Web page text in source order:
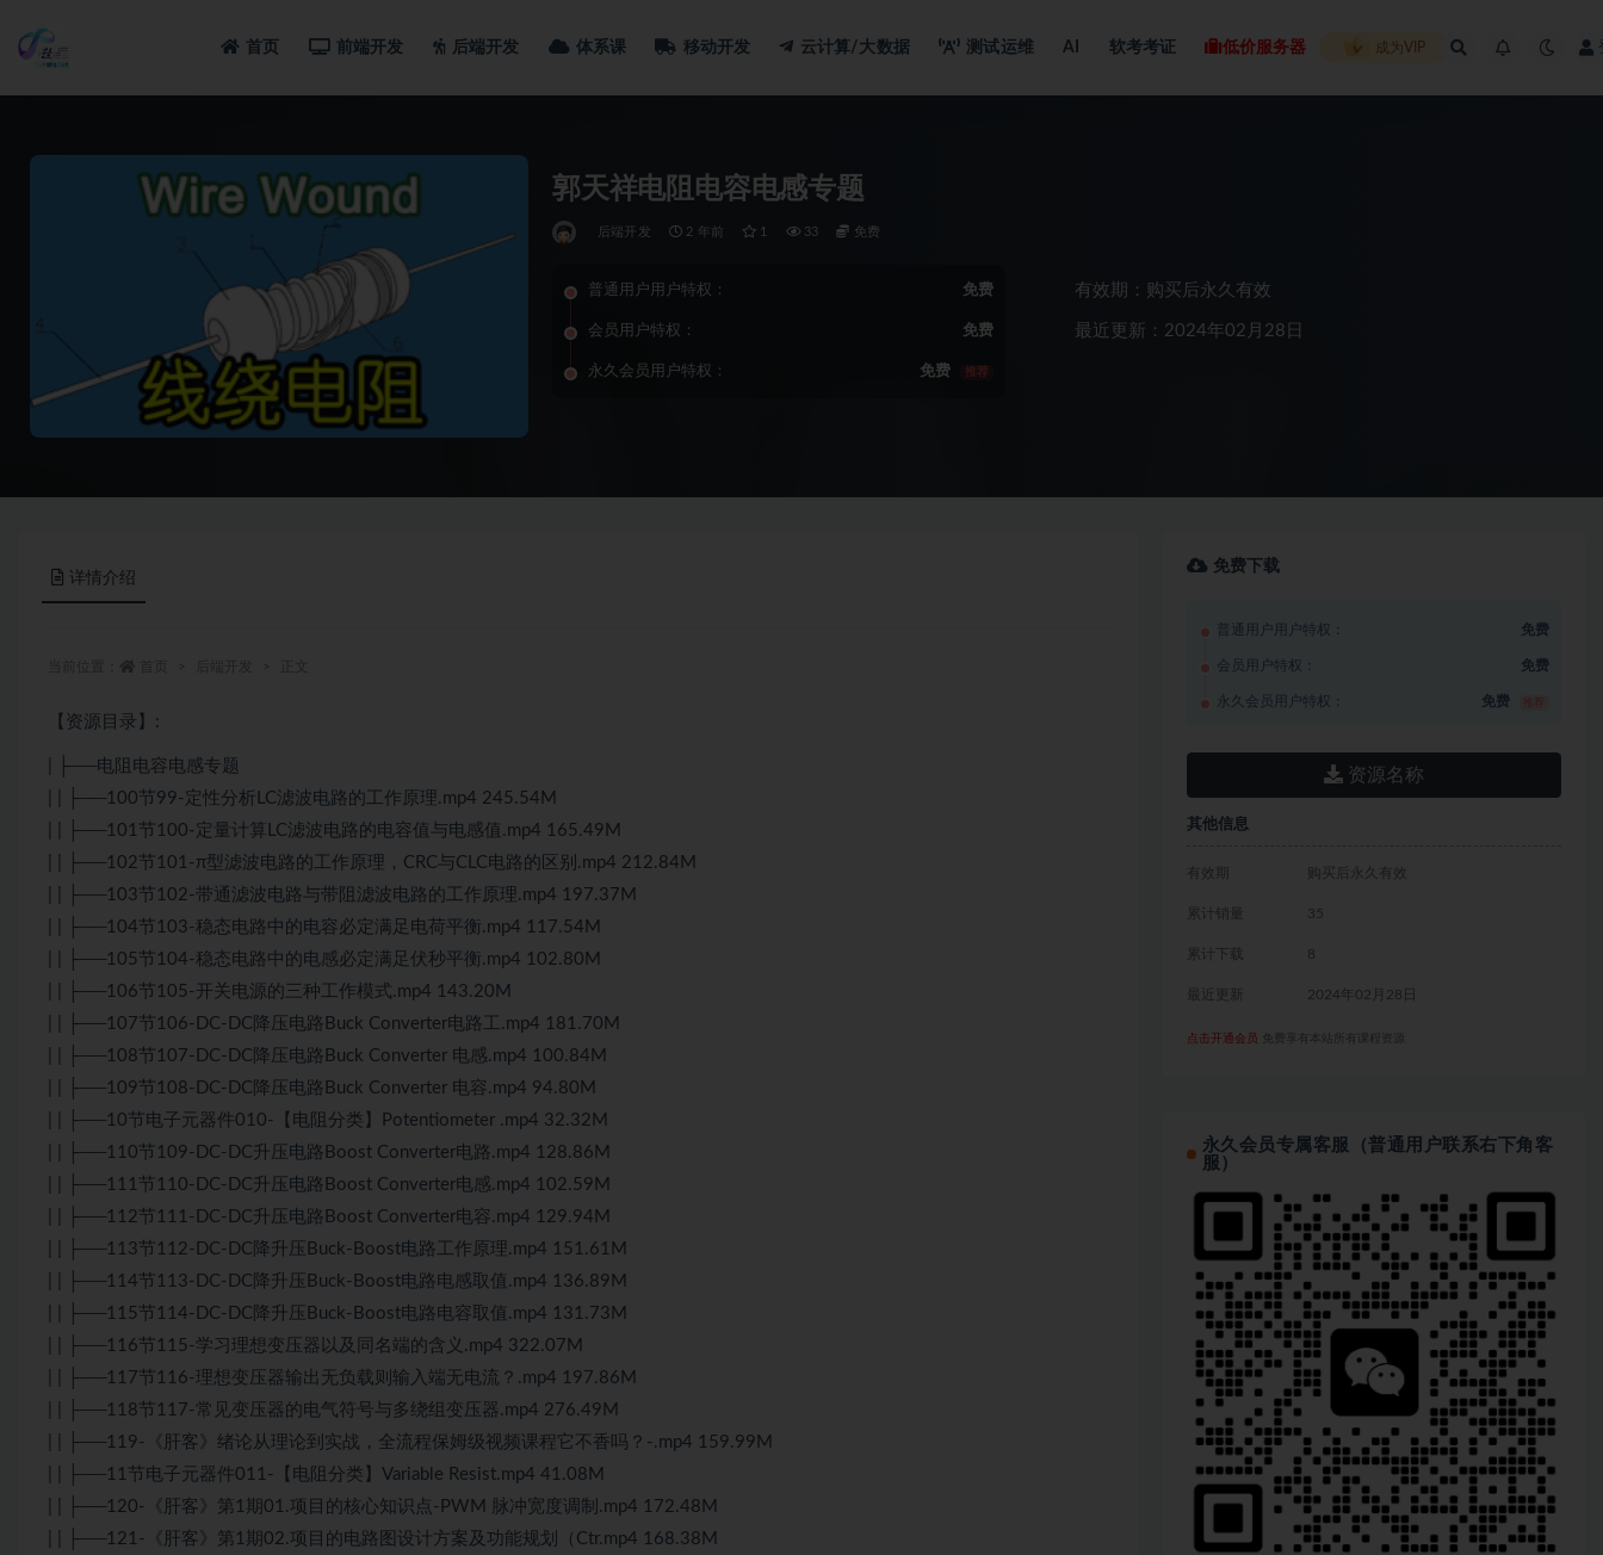
首页 前端开发 后端开发 体系课 移动开发 云计算/大数据 测试运维 AI 软考考证 低价服务器 成为VIP
郭天祥电阻电容电感专题
后端开发 2 年前 1 33 免费
普通用户用户特权： 免费
会员用户特权： 免费
永久会员用户特权： 免费 推荐
有效期：购买后永久有效
最近更新：2024年02月28日
详情介绍
【资源目录】:
| ├──电阻电容电感专题
| | ├──100节99-定性分析LC滤波电路的工作原理.mp4 245.54M
| | ├──101节100-定量计算LC滤波电路的电容值与电感值.mp4 165.49M
| | ├──102节101-π型滤波电路的工作原理，CRC与CLC电路的区别.mp4 212.84M
| | ├──103节102-带通滤波电路与带阻滤波电路的工作原理.mp4 197.37M
| | ├──104节103-稳态电路中的电容必定满足电荷平衡.mp4 117.54M
| | ├──105节104-稳态电路中的电感必定满足伏秒平衡.mp4 102.80M
| | ├──106节105-开关电源的三种工作模式.mp4 143.20M
| | ├──107节106-DC-DC降压电路Buck Converter电路工.mp4 181.70M
| | ├──108节107-DC-DC降压电路Buck Converter 电感.mp4 100.84M
| | ├──109节108-DC-DC降压电路Buck Converter 电容.mp4 94.80M
| | ├──10节电子元器件010-【电阻分类】Potentiometer .mp4 32.32M
| | ├──110节109-DC-DC升压电路Boost Converter电路.mp4 128.86M
| | ├──111节110-DC-DC升压电路Boost Converter电感.mp4 102.59M
| | ├──112节111-DC-DC升压电路Boost Converter电容.mp4 129.94M
| | ├──113节112-DC-DC降升压Buck-Boost电路工作原理.mp4 151.61M
| | ├──114节113-DC-DC降升压Buck-Boost电路电感取值.mp4 136.89M
| | ├──115节114-DC-DC降升压Buck-Boost电路电容取值.mp4 131.73M
| | ├──116节115-学习理想变压器以及同名端的含义.mp4 322.07M
| | ├──117节116-理想变压器输出无负载则输入端无电流？.mp4 197.86M
| | ├──118节117-常见变压器的电气符号与多绕组变压器.mp4 276.49M
| | ├──119-《肝客》绪论从理论到实战，全流程保姆级视频课程它不香吗？-.mp4 159.99M
| | ├──11节电子元器件011-【电阻分类】Variable Resist.mp4 41.08M
| | ├──120-《肝客》第1期01.项目的核心知识点-PWM 脉冲宽度调制.mp4 172.48M
| | ├──121-《肝客》第1期02.项目的电路图设计方案及功能规划（Ctr.mp4 168.38M
免费下载
普通用户用户特权： 免费
会员用户特权： 免费
永久会员用户特权： 免费
资源名称
其他信息
有效期 购买后永久有效
累计销量 35
累计下载 8
最近更新 2024年02月28日
点击开通会员 免费享有本站所有课程资源
永久会员专属客服（普通用户联系右下角客
服）